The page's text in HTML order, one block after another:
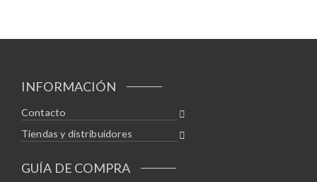
INFORMACIÓN
Contacto
Tiendas y distribuidores
GUÍA DE COMPRA